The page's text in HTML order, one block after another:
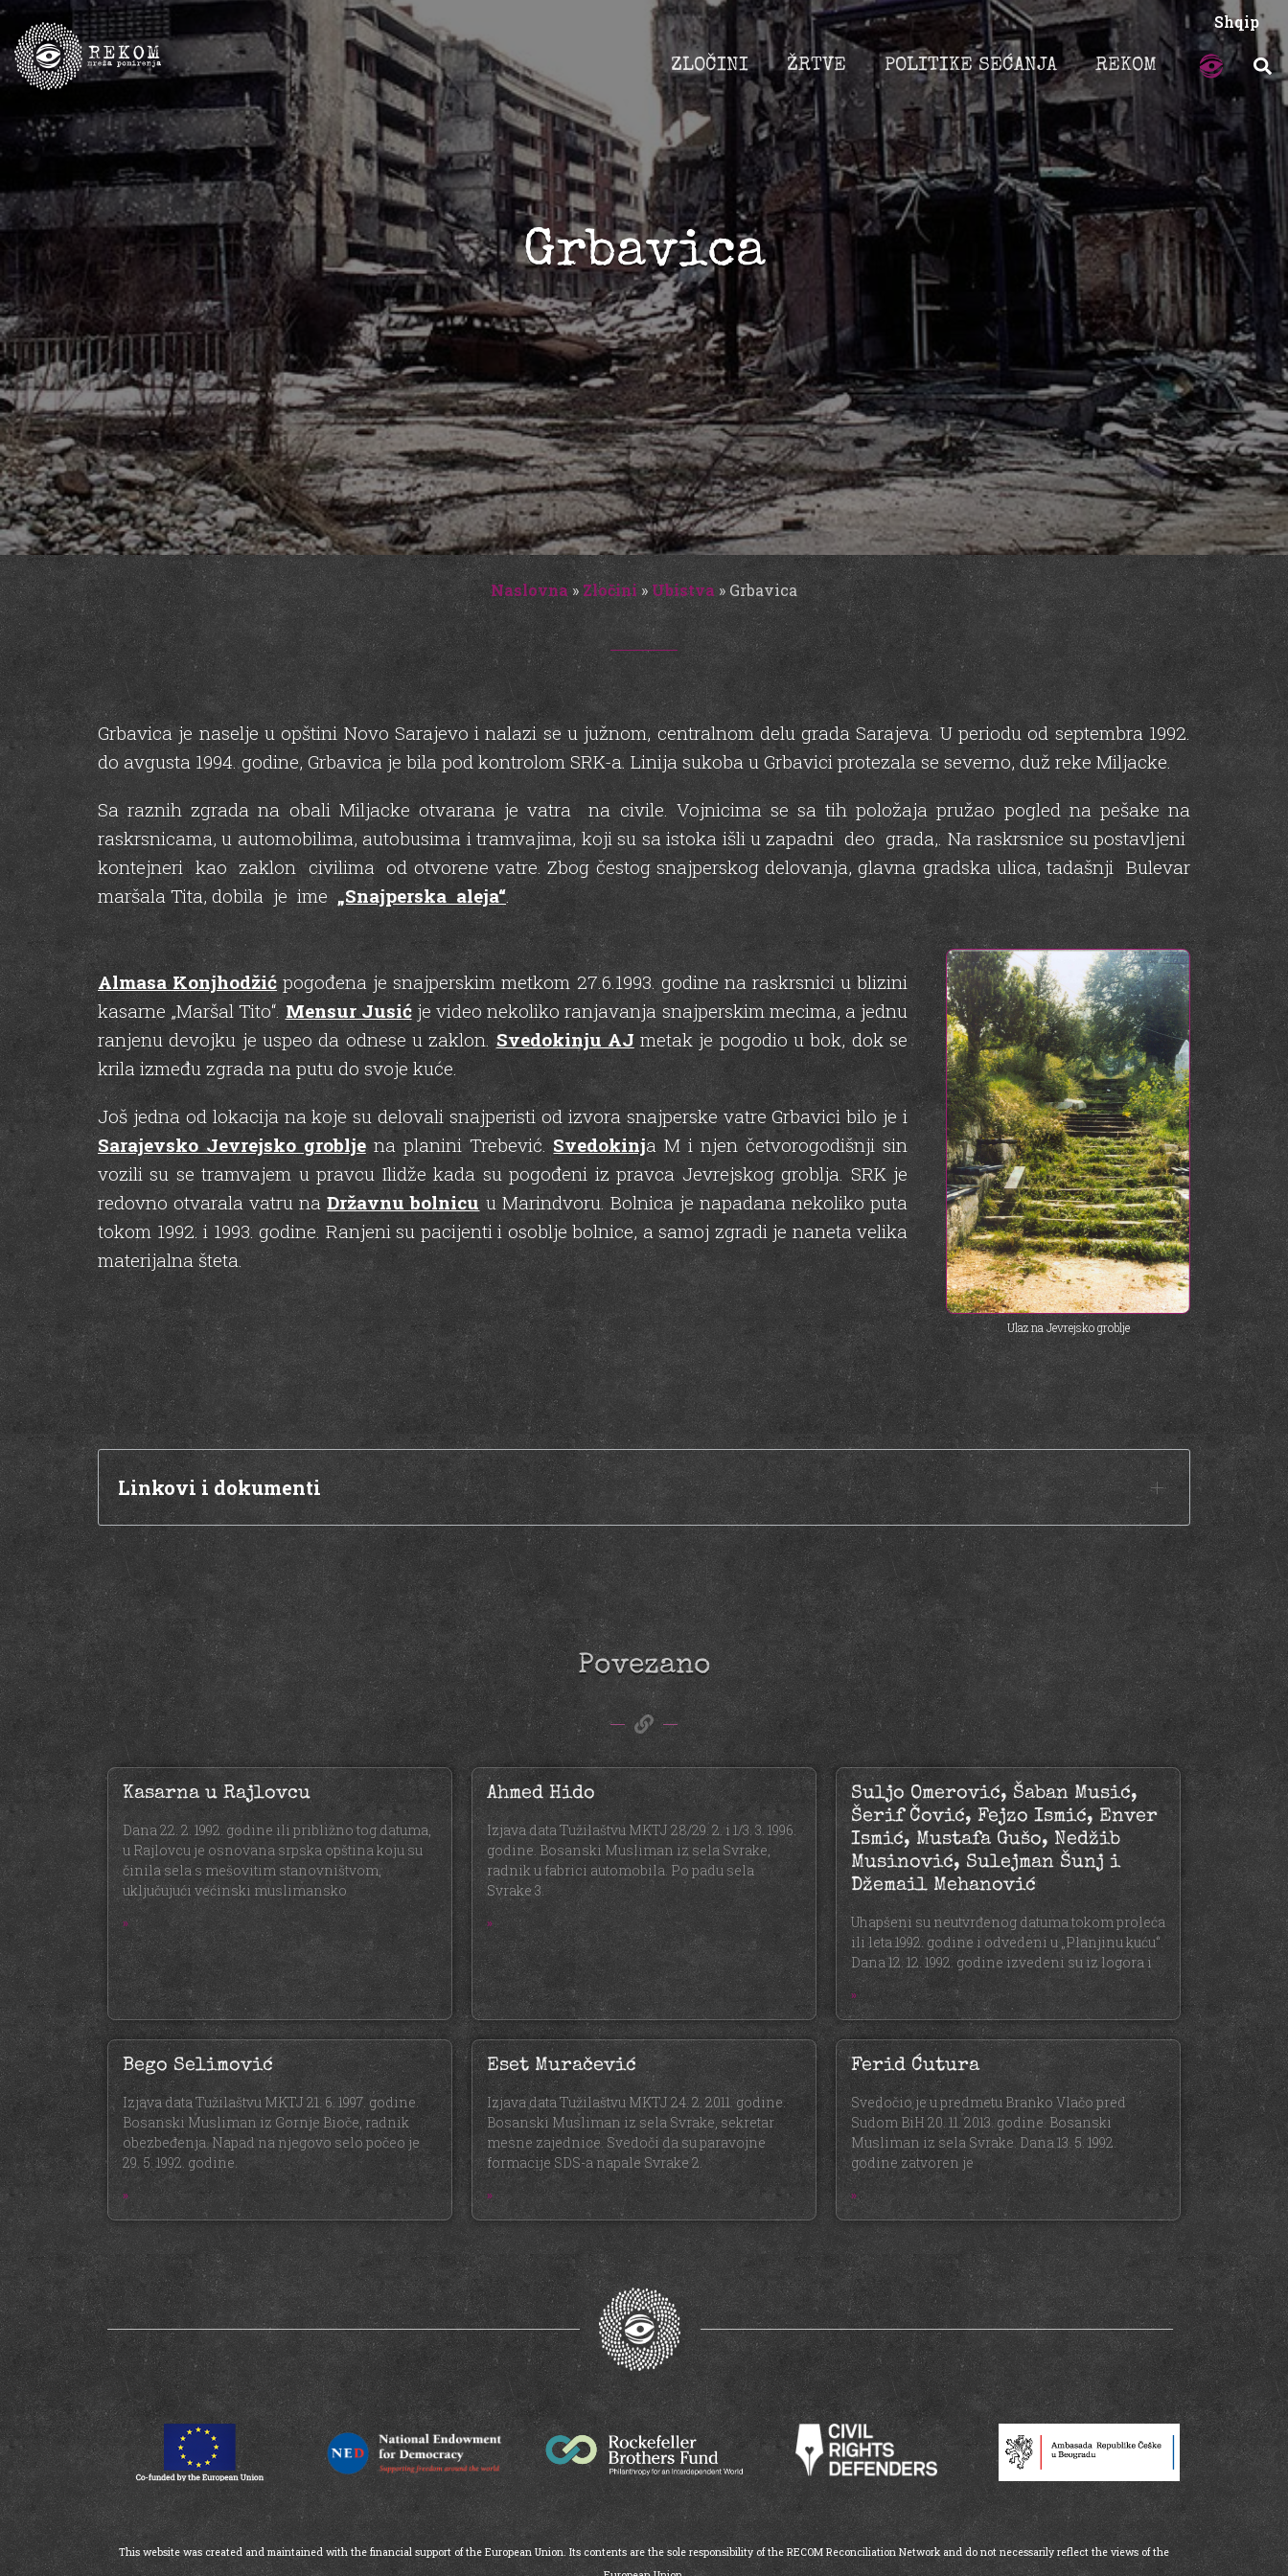
Shqip
ZLOČINI ŽRTVE POLITIKE SEĆANJA REKOM
Grbavica
Naslovna » Zločini »Ubistva »Grbavica
Grbavica je naselje u opštini Novo Sarajevo i nalazi se u južnom, centralnom delu grada Sarajeva. U periodu od septembra 1992.
do avgusta 1994. godine, Grbavica je bila pod kontrolom SRK-a. Linija sukoba u Grbavici protezala se severno, duž reke Miljacke.
Sa raznih zgrada na obali Miljacke otvarana je vatra na civile. Vojnicima se sa tih položaja pružao pogled na pešake na
raskrsnicama, u automobilima, autobusima i tramvajima, koji su sa istoka išli u zapadni deo grada,. Na raskrsnice su postavljeni
kontejneri kao zaklon civilima od otvorene vatre. Zbog čestog snajperskog delovanja, glavna gradska ulica, tadašnji Bulevar
maršala Tita, dobila je ime„Snajperska aleja“.
Almasa Konjhodžićpogođena je snajperskim metkom 27.6.1993. godine na raskrsnici u blizini
kasarne „Maršal Tito“. Mensur Jusićje video nekoliko ranjavanja snajperskim mecima, a jednu
ranjenu devojku je uspeo da odnese u zaklon.Svedokinju AJmetak je pogodio u bok, dok se
krila između zgrada na putu do svoje kuće.
Još jedna od lokacija na koje su delovali snajperisti od izvora snajperske vatre Grbavici bilo je i
Sarajevsko Jevrejsko grobljena planini Trebević. Svedokinja M i njen četvorogodišnji sin
vozili su se tramvajem u pravcu Ilidže kada su pogođeni iz pravca Jevrejskog groblja. SRK je
redovno otvarala vatru naDržavnu bolnicuu Marindvoru. Bolnica je napadana nekoliko puta
tokom 1992. i 1993. godine. Ranjeni su pacijenti i osoblje bolnice, a samoj zgradi je naneta velika
materijalna šteta.
Ulaz na Jevrejsko groblje
Linkovi i dokumenti
Povezano
Kasarna u Rajlovcu
Dana 22. 2. 1992. godine ili približno tog datuma,
u Rajlovcu je osnovana srpska opština koju su
činila sela s mešovitim stanovništvom,
uključujući većinski muslimansko
»
Ahmed Hido
Izjava data Tužilaštvu MKTJ 28/29. 2. i 1/3. 3. 1996.
godine. Bosanski Musliman iz sela Svrake,
radnik u fabrici automobila. Po padu sela
Svrake 3.
»
Suljo Omerović, Šaban Musić,
Šerif Čović, Fejzo Ismić, Enver
Ismić, Mustafa Gušo, Nedžib
Musinović, Sulejman Šunj i
Džemail Mehanović
Uhapšeni su neutvrđenog datuma tokom proleća
ili leta 1992. godine i odvedeni u „Planjinu kuću“.
Dana 12. 12. 1992. godine izvedeni su iz logora i
»
Bego Selimović
Izjava data Tužilaštvu MKTJ 21. 6. 1997. godine.
Bosanski Musliman iz Gornje Bioče, radnik
obezbeđenja. Napad na njegovo selo počeo je
29. 5. 1992. godine.
»
Eset Muračević
Izjava data Tužilaštvu MKTJ 24. 2. 2011. godine.
Bosanski Musliman iz sela Svrake, sekretar
mesne zajednice. Svedoči da su paravojne
formacije SDS-a napale Svrake 2.
»
Ferid Ćutura
Svedočio je u predmetu Branko Vlačo pred
Sudom BiH 20. 11. 2013. godine. Bosanski
Musliman iz sela Svrake. Dana 13. 5. 1992.
godine zatvoren je
»
This website was created and maintained with the financial support of the European Union. Its contents are the sole responsibility of the RECOM Reconciliation Network and do not necessarily reflect the views of the